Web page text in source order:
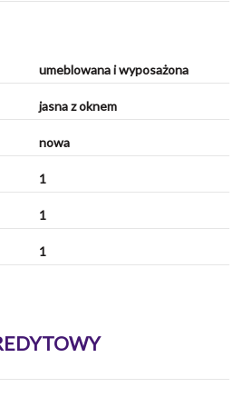
umeblowana i wyposażona
jasna z oknem
nowa
1
1
1